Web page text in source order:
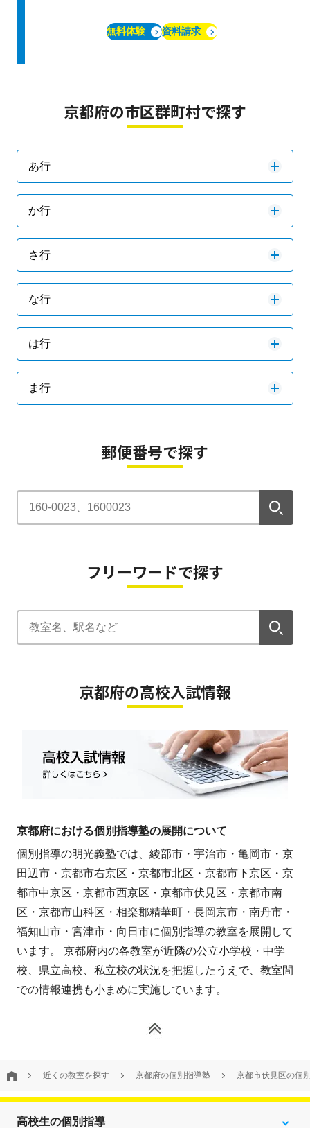
無料体験 資料請求
京都府の市区群町村で探す
あ行
か行
さ行
な行
は行
ま行
郵便番号で探す
フリーワードで探す
京都府の高校入試情報
京都府における個別指導塾の展開について
個別指導の明光義塾では、綾部市・宇治市・亀岡市・京
田辺市・京都市右京区・京都市北区・京都市下京区・京
都市中京区・京都市西京区・京都市伏見区・京都市南
区・京都市山科区・相楽郡精華町・長岡京市・南丹市・
福知山市・宮津市・向日市に個別指導の教室を展開して
います。 京都府内の各教室が近隣の公立小学校・中学
校、県立高校、私立校の状況を把握したうえで、教室間
での情報連携も小まめに実施しています。
近くの教室を探す 京都府の個別指導塾 京都市伏見区の個
高校生の個別指導